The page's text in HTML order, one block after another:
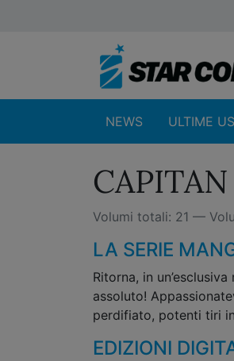
NEWS ULTIME
Volumi totali: 21 —
LA SERIE
Ritorna, in
assoluto!
perdifiato, potenti tiri
EDIZIONI